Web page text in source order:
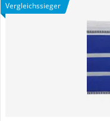
Vergleichssieger